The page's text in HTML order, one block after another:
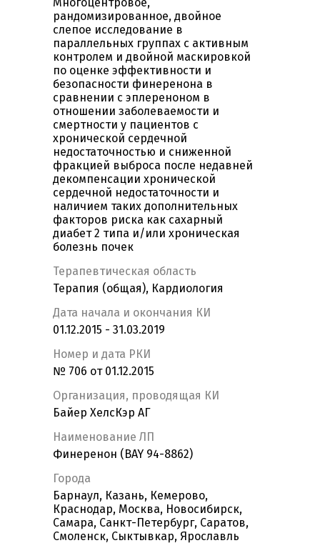
Многоцентровое,
рандомизированное, двойное
слепое исследование в
параллельных группах с активным
контролем и двойной маскировкой
по оценке эффективности и
безопасности финеренона в
сравнении с эплереноном в
отношении заболеваемости и
смертности у пациентов с
хронической сердечной
недостаточностью и сниженной
фракцией выброса после недавней
декомпенсации хронической
сердечной недостаточности и
наличием таких дополнительных
факторов риска как сахарный
диабет 2 типа и/или хроническая
болезнь почек
Терапевтическая область
Терапия (общая), Кардиология
Дата начала и окончания КИ
01.12.2015 - 31.03.2019
Номер и дата РКИ
№ 706 от 01.12.2015
Организация, проводящая КИ
Байер ХелсКэр АГ
Наименование ЛП
Финеренон (BAY 94-8862)
Города
Барнаул, Казань, Кемерово,
Краснодар, Москва, Новосибирск,
Самара, Санкт-Петербург, Саратов,
Смоленск, Сыктывкар, Ярославль